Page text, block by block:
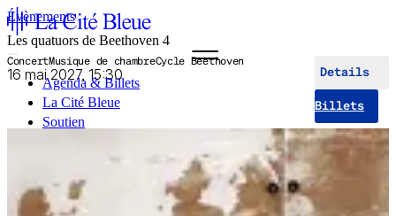
Agenda & Billets
La Cité Bleue
Soutien
Évènements
Les quatuors de Beethoven 4
ConcertMusique de chambreCycle Beethoven
16 mai 2027, 15:30 Details
Billets